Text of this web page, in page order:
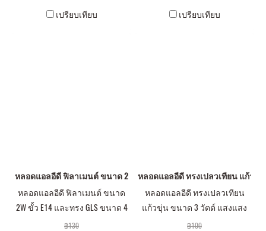
เปรียบเทียบ เปรียบเทียบ
หลอดแอลอีดี ฟิลาเมนต์ ขนาด 2W ขั้ว E14 และทรง GLS ขนาด 4 วัตต์ ขั้ว
หลอดแอลอีดี ฟิลาเมนต์ ขนาด
2W ขั้ว E14 และทรง GLS ขนาด 4
วัตต์ ขั้ว E27
฿130
หลอดแอลอีดี ทรงเปลวเทียน แก้วขุ่น ข
หลอดแอลอีดี ทรงเปลวเทียน
แก้วขุ่น ขนาด 3 วัตต์ แสงแสง
ขาวและแสงเหลือง E14 และ E27
฿100